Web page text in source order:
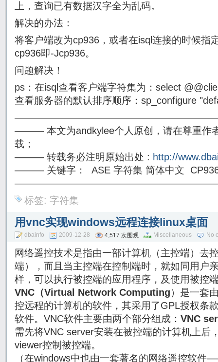
上，查询已有数据汉字全为乱码。
解决的办法：
将客户端改为cp936，或者在isql连接的时候指
cp936即-Jcp936。
问题解决！
ps：在isql查看客户端字符集为：select
查看服务器的默认排序顺序：sp_configure
——— 本文为andkylee个人原创，请在尊重作
载；
——— 转载务必注明原始出处 : http://
——— 关键字： ASE 字符集 简体中文
标签: 字符集
用vnc实现windows远程连接linux桌面
dbainfo 2009-12-28 4,517 次围观 Miscellaneous No
网络遥控技术是指由一部计算机（主控端）去
端），而且当主控端在控制端时，就如同用户
样，可以执行被控端的应用程序，及使用被控
VNC（Virtual Network Computing）是一套
控远程的计算机的软件，其采用了GPL授权条
软件。VNC软件主要由两个部分组成： VNC
需先将VNC server安装在被控端的计算机上后
viewer控制被控端。
（在windows中也由一套著名的网络遥控软